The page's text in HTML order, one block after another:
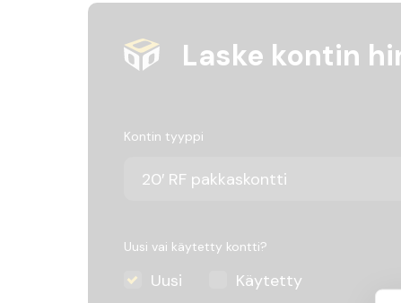
Laske kontin
Kontin tyyppi
Uusi vai käytetty kontti?
Uusi Käytetty